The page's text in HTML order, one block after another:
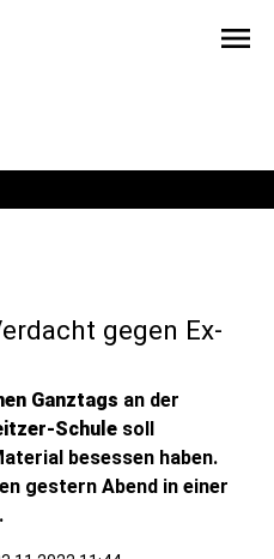
menu
gegen Ex-
Ganztags an der
Schule soll
besessen haben.
gestern Abend in einer